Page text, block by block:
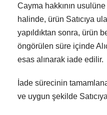
Cayma hakkının
halinde, ürün Satıcıya
yapıldıktan sonra, ürün
öngörülen süre içinde
esas alınarak iade edilir.
İade sürecinin
ve uygun şekilde